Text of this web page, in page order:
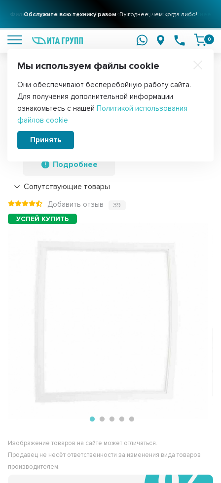
Обслужите всю технику разомВыгоднее, чем когда либо!
Фильтры для вашего домаРешения для очистки воды подробнее
0
Главная Запчасти для холодильников Уплотнители дверей для
Уплотнитель двери холодильника
оригинал Indesit, Ariston, Stinol
490х570мм, C00854033
Подробнее
Сопутствующие товары
Добавить отзыв 39
Изображение товаров на сайте может отличаться.
Продавец не несёт ответственности за изменения вида товаров
производителем.
Мы используем файлы cookie
Они обеспечивают бесперебойную работу сайта.
Для получения дополнительной информации
ознакомьтесь с нашей Политикой использования
файлов cookie
Принять